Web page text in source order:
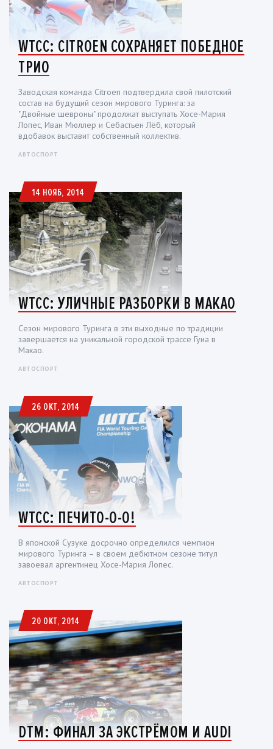
WTCC: CITROEN СОХРАНЯЕТ ПОБЕДНОЕ
ТРИО
Заводская команда Citroen подтвердила свой пилотский
состав на будущий сезон мирового Туринга: за
"Двойные шевроны" продолжат выступать Хосе-Мария
Лопес, Иван Мюллер и Себастьен Лёб, который
вдобавок выставит собственный коллектив.
АВТОСПОРТ
14 НОЯБ, 2014
WTCC: УЛИЧНЫЕ РАЗБОРКИ В МАКАО
Сезон мирового Туринга в эти выходные по традиции
завершается на уникальной городской трассе Гуиа в
Макао.
АВТОСПОРТ
26 ОКТ, 2014
WTCC: ПЕЧИТО-О-О!
В японской Сузуке досрочно определился чемпион
мирового Туринга – в своем дебютном сезоне титул
завоевал аргентинец Хосе-Мария Лопес.
АВТОСПОРТ
20 ОКТ, 2014
DTM: ФИНАЛ ЗА ЭКСТРЁМОМ И AUDI